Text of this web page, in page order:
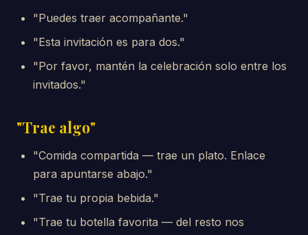
"Puedes traer acompañante."
"Esta invitación es para dos."
"Por favor, mantén la celebración solo entre los
invitados."
"Trae algo"
"Comida compartida — trae un plato. Enlace
para apuntarse abajo."
"Trae tu propia bebida."
"Trae tu botella favorita — del resto nos